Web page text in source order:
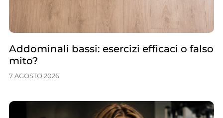
Addominali bassi: esercizi efficaci o falso
mito?
7 AGOSTO 2026